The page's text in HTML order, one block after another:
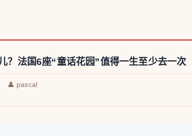
？法国6座“童话花园”值得一生至少去一次
👤 pascal